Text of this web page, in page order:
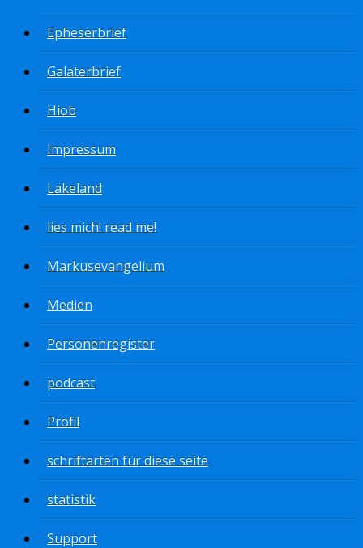
Epheserbrief
Galaterbrief
Hiob
Impressum
Lakeland
lies mich! read me!
Markusevangelium
Medien
Personenregister
podcast
Profil
schriftarten für diese seite
statistik
Support